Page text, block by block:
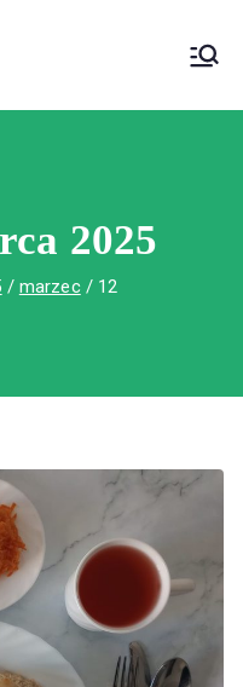
Specjalistyczny im.
Górze
2025
marzec 12